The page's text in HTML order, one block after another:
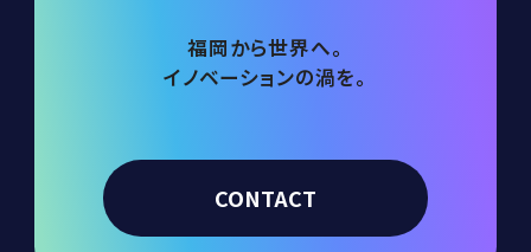
福岡から世界へ。
イノベーションの渦を。
CONTACT